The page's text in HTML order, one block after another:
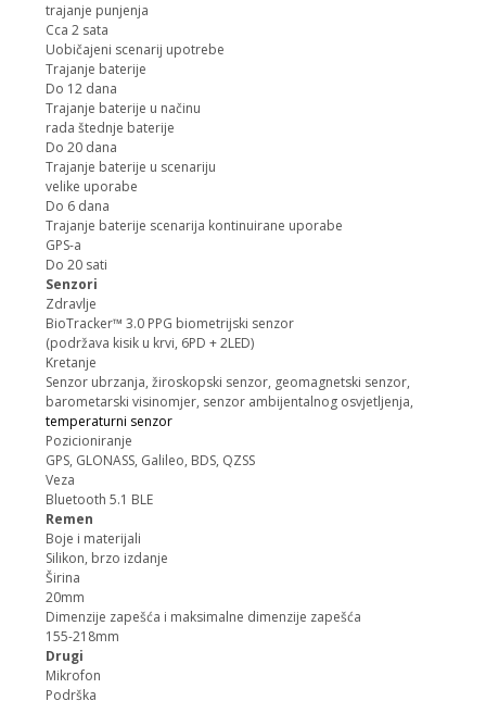
trajanje punjenja
Cca 2 sata
Uobičajeni scenarij upotrebe
Trajanje baterije
Do 12 dana
Trajanje baterije u načinu
rada štednje baterije
Do 20 dana
Trajanje baterije u scenariju
velike uporabe
Do 6 dana
Trajanje baterije scenarija kontinuirane uporabe
GPS-a
Do 20 sati
Senzori
Zdravlje
BioTracker™ 3.0 PPG biometrijski senzor
(podržava kisik u krvi, 6PD + 2LED)
Kretanje
Senzor ubrzanja, žiroskopski senzor, geomagnetski senzor,
barometarski visinomjer, senzor ambijentalnog osvjetljenja,
temperaturni senzor
Pozicioniranje
GPS, GLONASS, Galileo, BDS, QZSS
Veza
Bluetooth 5.1 BLE
Remen
Boje i materijali
Silikon, brzo izdanje
Širina
20mm
Dimenzije zapešća i maksimalne dimenzije zapešća
155-218mm
Drugi
Mikrofon
Podrška